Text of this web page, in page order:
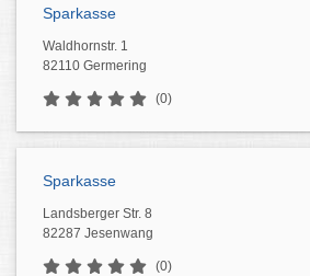
Sparkasse
Waldhornstr. 1
82110 Germering
(0)
Sparkasse
Landsberger Str. 8
82287 Jesenwang
(0)